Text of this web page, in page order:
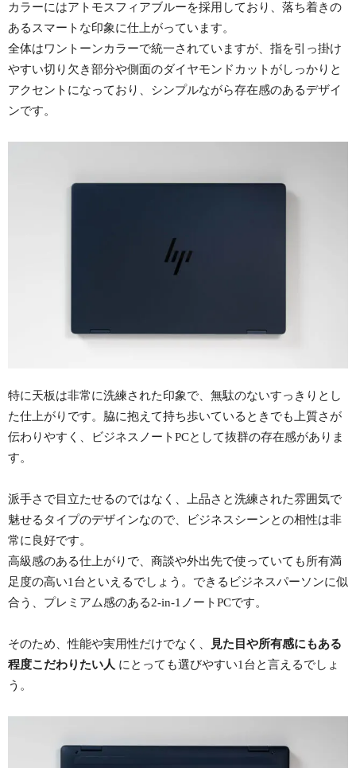
カラーにはアトモスフィアブルーを採用しており、落ち着きの
あるスマートな印象に仕上がっています。
全体はワントーンカラーで統一されていますが、指を引っ掛け
やすい切り欠き部分や側面のダイヤモンドカットがしっかりと
アクセントになっており、シンプルながら存在感のあるデザイ
ンです。
特に天板は非常に洗練された印象で、無駄のないすっきりとし
た仕上がりです。脇に抱えて持ち歩いているときでも上質さが
伝わりやすく、ビジネスノートPCとして抜群の存在感がありま
す。
派手さで目立たせるのではなく、上品さと洗練された雰囲気で
魅せるタイプのデザインなので、ビジネスシーンとの相性は非
常に良好です。
高級感のある仕上がりで、商談や外出先で使っていても所有満
足度の高い1台といえるでしょう。できるビジネスパーソンに似
合う、プレミアム感のある2-in-1ノートPCです。
そのため、性能や実用性だけでなく、
見た目や所有感にもある
程度こだわりたい人 にとっても選びやすい1台と言えるでしょ
う。